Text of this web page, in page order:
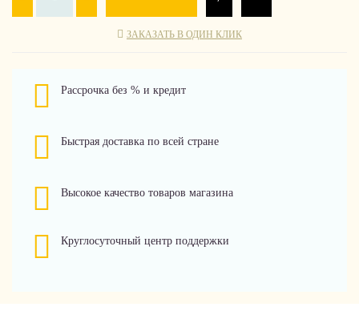
ЗАКАЗАТЬ В ОДИН КЛИК
Рассрочка без % и кредит
Быстрая доставка по всей стране
Высокое качество товаров магазина
Круглосуточный центр поддержки